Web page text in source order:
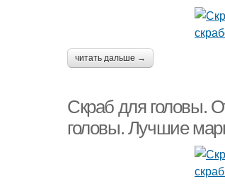
читать дальше →
Скраб для головы.
головы. Лучшие